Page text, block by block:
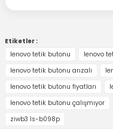
Etiketler :
lenovo tetik butonu
lenovo
lenovo tetik butonu arızalı
lenovo tetik butonu fiyatları
lenovo tetik butonu çalışmıyor
ziwb3 ls-b098p